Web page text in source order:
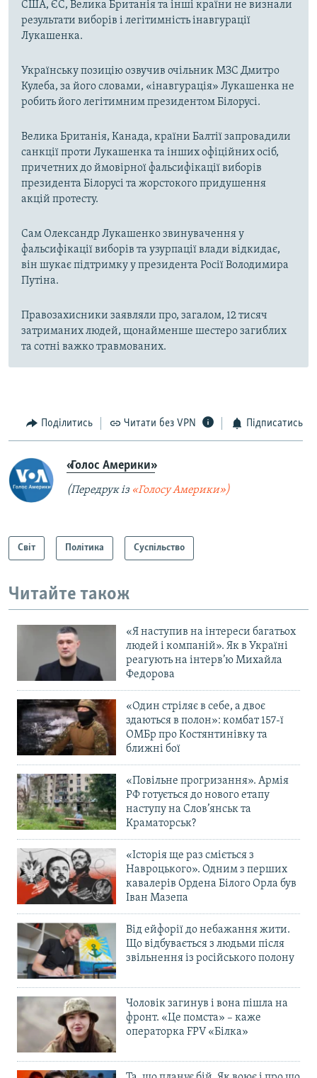
США, ЄС, Велика Британія та інші країни не визнали
результати виборів і легітимність інавгурації
Лукашенка.
Українську позицію озвучив очільник МЗС Дмитро
Кулеба, за його словами, «інавгурація» Лукашенка не
робить його легітимним президентом Білорусі.
Велика Британія, Канада, країни Балтії запровадили
санкції проти Лукашенка та інших офіційних осіб,
причетних до ймовірної фальсифікації виборів
президента Білорусі та жорстокого придушення
акцій протесту.
Сам Олександр Лукашенко звинувачення у
фальсифікації виборів та узурпації влади відкидає,
він шукає підтримку у президента Росії Володимира
Путіна.
Правозахисники заявляли про, загалом, 12 тисяч
затриманих людей, щонайменше шестеро загиблих
та сотні важко травмованих.
Поділитись Читати без VPN Підписатись
«Голос Америки»
(Передрук із «Голосу Америки»)
Світ Політика Суспільство
Читайте також
«Я наступив на інтереси багатьох
людей і компаній». Як в Україні
реагують на інтерв’ю Михайла
Федорова
«Один стріляє в себе, а двоє
здаються в полон»: комбат 157-ї
ОМБр про Костянтинівку та
ближні бої
«Повільне прогризання». Армія
РФ готується до нового етапу
наступу на Слов’янськ та
Краматорськ?
«Історія ще раз сміється з
Навроцького». Одним з перших
кавалерів Ордена Білого Орла був
Іван Мазепа
Від ейфорії до небажання жити.
Що відбувається з людьми після
звільнення із російського полону
Чоловік загинув і вона пішла на
фронт. «Це помста» – каже
операторка FPV «Білка»